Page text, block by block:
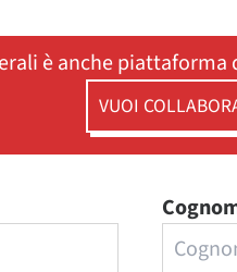
è anche
VUOI